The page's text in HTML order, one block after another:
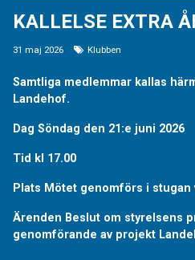
KALLELSE EXTRA
31 maj 2026 Klubben
Samtliga medlemmar kallas
Landehof.
Dag Söndag den 21:e juni 2026
Tid kl 17.00
Plats Mötet genomförs i stugan
Ärenden Beslut om styrelsens
genomförande av projekt